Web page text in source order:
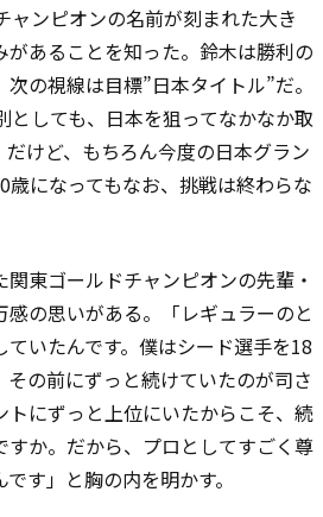
ャンピオンの名前が刻まれた大き
があることを知った。鈴木は勝利の
の視線は目標”日本タイトル”だ。
としても、日本を狙ってなかなか取
けど、もちろん今度の日本グラン
歳になってもなお、挑戦は終わらな
東ゴールドチャンピオンの先輩・
の思いがある。「レギュラーのと
いたんです。僕はシード選手を18
の前にずっと続けていたのが司さ
トにずっと上位にいたからこそ、続
すか。だから、プロとしてすごく尊
す」と胸の内を明かす。